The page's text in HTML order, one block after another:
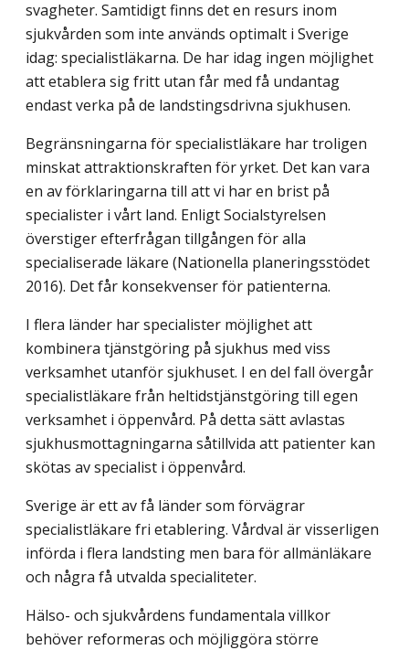
svagheter. Samtidigt finns det en resurs inom
sjukvården som inte används optimalt i Sverige
idag: specialistläkarna. De har idag ingen möjlighet
att etablera sig fritt utan får med få undantag
endast verka på de landstingsdrivna sjukhusen.
Begränsningarna för specialistläkare har troligen
minskat attraktionskraften för yrket. Det kan vara
en av förklaringarna till att vi har en brist på
specialister i vårt land. Enligt Socialstyrelsen
överstiger efterfrågan tillgången för alla
specialiserade läkare (Nationella planeringsstödet
2016). Det får konsekvenser för patienterna.
I flera länder har specialister möjlighet att
kombinera tjänstgöring på sjukhus med viss
verksamhet utanför sjukhuset. I en del fall övergår
specialistläkare från heltidstjänstgöring till egen
verksamhet i öppenvård. På detta sätt avlastas
sjukhusmottagningarna såtillvida att patienter kan
skötas av specialist i öppenvård.
Sverige är ett av få länder som förvägrar
specialistläkare fri etablering. Vårdval är visserligen
införda i flera landsting men bara för allmänläkare
och några få utvalda specialiteter.
Hälso- och sjukvårdens fundamentala villkor
behöver reformeras och möjliggöra större